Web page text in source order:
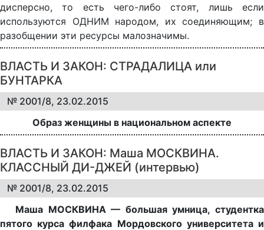
дисперсно, то есть чего-либо стоят, лишь если
используются ОДНИМ народом, их соединяющим; в
разобщении эти ресурсы малозначимы.
ВЛАСТЬ И ЗАКОН: СТРАДАЛИЦА или
БУНТАРКА
№ 2001/8, 23.02.2015
Образ женщины в национальном аспекте
ВЛАСТЬ И ЗАКОН: Маша МОСКВИНА.
КЛАССНЫЙ ДИ-ДЖЕЙ (интервью)
№ 2001/8, 23.02.2015
Маша МОСКВИНА — большая умница, студентка
пятого курса филфака Мордовского университета и